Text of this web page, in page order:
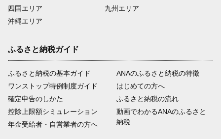
四国エリア
沖縄エリア
九州エリア
ふるさと納税ガイド
ふるさと納税の基本ガイド
ワンストップ特例制度ガイド
確定申告のしかた
控除上限額シミュレーション
年金受給者・自営業者の方へ
ANAのふるさと納税の特徴
はじめての方へ
ふるさと納税の流れ
動画でわかるANAのふるさと
納税